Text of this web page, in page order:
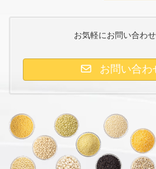
お気軽にお問い合わ
お問い合わ